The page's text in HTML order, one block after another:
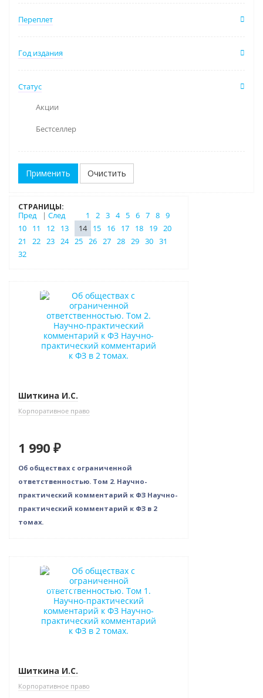
Переплет
Год издания
Статус
Акции
Бестселлер
Очистить
СТРАНИЦЫ:
Пред
| След 1 2 3 4 5 6 7 8 9
10
11 12 13 14 15 16 17 18 19 20
21
22 23 24 25 26 27 28 29 30 31
32
Новинка
Шиткина И.С.
Корпоративное право
1 990 ₽
Об обществах с ограниченной
ответственностью. Том 2. Научно-
практический комментарий к ФЗ Научно-
практический комментарий к ФЗ в 2
томах.
Новинка
Нет в наличии
Шиткина И.С.
Корпоративное право